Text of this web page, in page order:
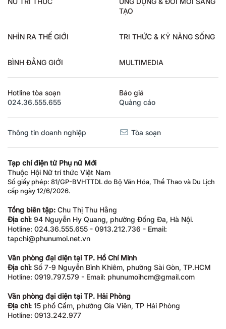
TẠO
NHÌN RA THẾ GIỚI TRI THỨC & KỸ NĂNG SỐNG
BÌNH ĐẲNG GIỚI MULTIMEDIA
Hotline tòa soạn
024.36.555.655
Báo giá
Quảng cáo
Thông tin doanh nghiệp Tòa soạn
Tạp chí điện tử Phụ nữ Mới
Thuộc Hội Nữ trí thức Việt Nam
Số giấy phép: 81/GP-BVHTTDL do Bộ Văn Hóa, Thể Thao và Du Lịch
cấp ngày 12/6/2026.
Tổng biên tập: Chu Thị Thu Hằng
Địa chỉ: 94 Nguyễn Hy Quang, phường Đống Đa, Hà Nội.
Hotline: 024.36.555.655 - 0913.212.736 - Email:
tapchi@phunumoi.net.vn
Văn phòng đại diện tại TP. Hồ Chí Minh
Địa chỉ: Số 7-9 Nguyễn Bỉnh Khiêm, phường Sài Gòn, TP.HCM
Hotline: 0919.797.579 - Email: phunumoihcm@gmail.com
Văn phòng đại diện tại TP. Hải Phòng
Địa chỉ: 15 phố Cấm, phường Gia Viên, TP Hải Phòng
Hotline: 0913.242.977